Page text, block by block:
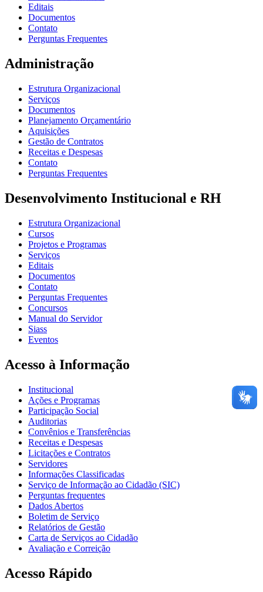
Editais
Documentos
Contato
Perguntas Frequentes
Administração
Estrutura Organizacional
Serviços
Documentos
Planejamento Orçamentário
Aquisições
Gestão de Contratos
Receitas e Despesas
Contato
Perguntas Frequentes
Desenvolvimento Institucional e RH
Estrutura Organizacional
Cursos
Projetos e Programas
Serviços
Editais
Documentos
Contato
Perguntas Frequentes
Concursos
Manual do Servidor
Siass
Eventos
Acesso à Informação
Institucional
Ações e Programas
Participação Social
Auditorias
Convênios e Transferências
Receitas e Despesas
Licitações e Contratos
Servidores
Informações Classificadas
Serviço de Informação ao Cidadão (SIC)
Perguntas frequentes
Dados Abertos
Boletim de Serviço
Relatórios de Gestão
Carta de Serviços ao Cidadão
Avaliação e Correição
Acesso Rápido